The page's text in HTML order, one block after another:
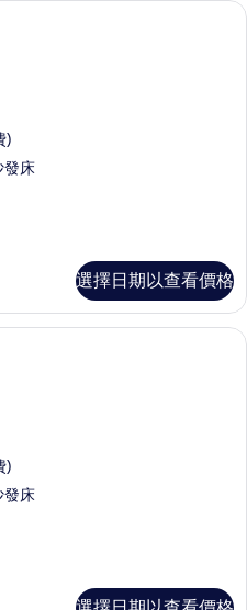
1 間臥室、低過敏寢具、熨斗/熨衣板
)
發床
選擇日期以查看價格
1 間臥室、低過敏寢具、熨斗/熨衣板
)
發床